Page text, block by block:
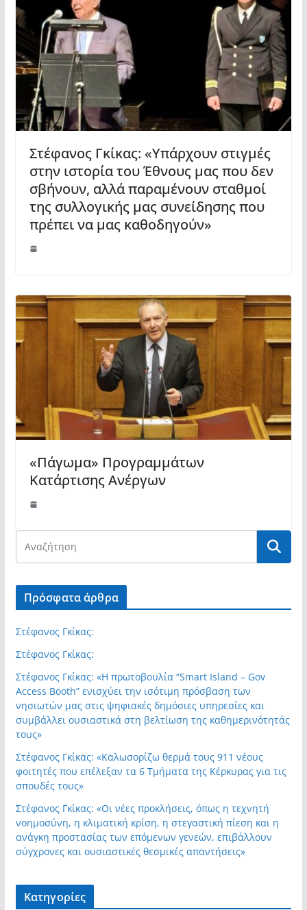
Στέφανος Γκίκας: «Υπάρχουν στιγμές
στην ιστορία του Έθνους μας που δεν
σβήνουν, αλλά παραμένουν σταθμοί
της συλλογικής μας συνείδησης που
πρέπει να μας καθοδηγούν»
«Πάγωμα» Προγραμμάτων
Κατάρτισης Ανέργων
Πρόσφατα άρθρα
Στέφανος Γκίκας:
Στέφανος Γκίκας:
Στέφανος Γκίκας: «Η πρωτοβουλία “Smart Island – Gov
Access Booth” ενισχύει την ισότιμη πρόσβαση των
νησιωτών μας στις ψηφιακές δημόσιες υπηρεσίες και
συμβάλλει ουσιαστικά στη βελτίωση της καθημερινότητάς
τους»
Στέφανος Γκίκας: «Καλωσορίζω θερμά τους 911 νέους
φοιτητές που επέλεξαν τα 6 Τμήματα της Κέρκυρας για τις
σπουδές τους»
Στέφανος Γκίκας: «Οι νέες προκλήσεις, όπως η τεχνητή
νοημοσύνη, η κλιματική κρίση, η στεγαστική πίεση και η
ανάγκη προστασίας των επόμενων γενεών, επιβάλλουν
σύγχρονες και ουσιαστικές θεσμικές απαντήσεις»
Kατηγορίες